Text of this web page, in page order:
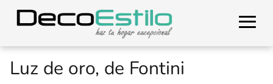
Luz de oro, de Fontini